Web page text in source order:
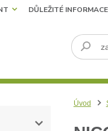
DŮLEŽITÉ INFORMACE
Úvod